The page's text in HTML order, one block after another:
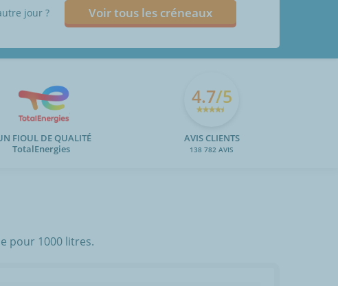
jour ? Voir tous les créneaux
FIOUL DE QUALITÉ
TotalEnergies
4.7/5
AVIS CLIENTS
138 782 AVIS
pour 1000 litres.